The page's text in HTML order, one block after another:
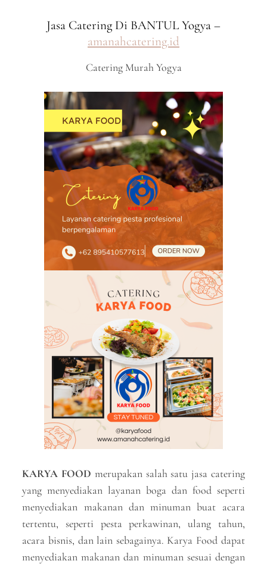
Jasa Catering Di BANTUL Yogya –
amanahcatering.id
Catering Murah Yogya
KARYA FOOD merupakan salah satu jasa catering
yang menyediakan layanan boga dan food seperti
menyediakan makanan dan minuman buat acara
tertentu, seperti pesta perkawinan, ulang tahun,
acara bisnis, dan lain sebagainya. Karya Food dapat
menyediakan makanan dan minuman sesuai dengan